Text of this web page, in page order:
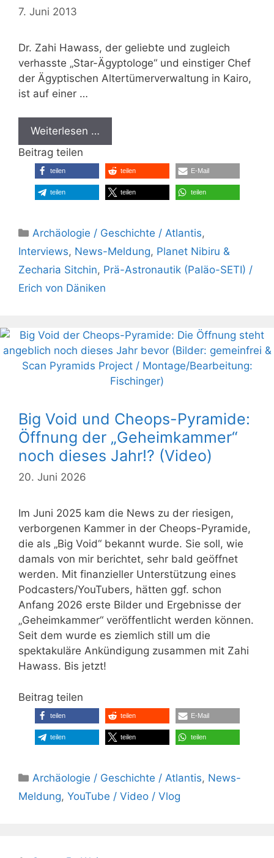
7. Juni 2013
Dr. Zahi Hawass, der geliebte und zugleich
verhasste „Star-Ägyptologe“ und einstiger Chef
der Ägyptischen Altertümerverwaltung in Kairo,
ist auf einer …
Weiterlesen …
Beitrag teilen
teilen teilen E-Mail
teilen teilen teilen
Kategorien
Archäologie / Geschichte / Atlantis,
Interviews, News-Meldung, Planet Nibiru &
Zecharia Sitchin, Prä-Astronautik (Paläo-SETI) /
Erich von Däniken
Big Void und Cheops-Pyramide:
Öffnung der „Geheimkammer“
noch dieses Jahr!? (Video)
20. Juni 2026
Im Juni 2025 kam die News zu der riesigen,
verborgenen Kammer in der Cheops-Pyramide,
die als „Big Void“ bekannt wurde. Sie soll, wie
damals von mir berichtet, sehr bald geöffnet
werden. Mit finanzieller Unterstützung eines
Podcasters/YouTubers, hätten ggf. schon
Anfang 2026 erste Bilder und Ergebnisse der
„Geheimkammer“ veröffentlicht werden können.
Seit dem wurde es ziemlich still um die
spektakuläre Ankündigung zusammen mit Zahi
Hawass. Bis jetzt!
Beitrag teilen
teilen teilen E-Mail
teilen teilen teilen
Kategorien
Archäologie / Geschichte / Atlantis, News-
Meldung, YouTube / Video / Vlog